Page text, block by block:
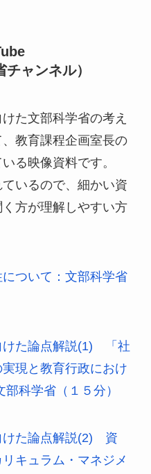
ャンネル）
た文部科学省の考え
教育課程企画室長の
る映像資料です。
いるので、細かい資
方が理解しやすい方
ついて：文部科学省
けた論点解説(1) 「社
現と教育行政におけ
科学省（１５分）
けた論点解説(2) 資
キュラム・マネジメ